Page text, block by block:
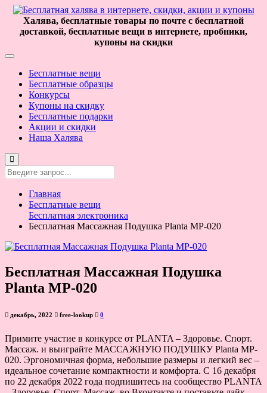
Халява, бесплатные товары по почте с бесплатной
доставкой, бесплатные вещи в интернете, пробники,
купоны на скидки
Бесплатные вещи
Бесплатные образцы
Конкурсы
Купоны на скидку
Бесплатные подарки
Акции и скидки
Наша Халява
Главная
Бесплатные вещи
Бесплатная электроника
Бесплатная Массажная Подушка Planta MP-020
Бесплатная Массажная Подушка
Planta MP-020
декабрь, 2022 free-lookup 0
Примите участие в конкурсе от PLANTA – Здоровье. Спорт.
Массаж. и выиграйте МАССАЖНУЮ ПОДУШКУ Planta MP-
020. Эргономичная форма, небольшие размеры и легкий вес –
идеальное сочетание компактности и комфорта. С 16 декабря
по 22 декабря 2022 года подпишитесь на сообщество PLANTA